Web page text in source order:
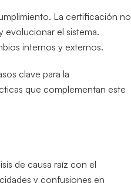
La certificación no
evolucionar el sistema.
internos y externos.
clave para la
que complementan este
de causa raíz con el
y confusiones en